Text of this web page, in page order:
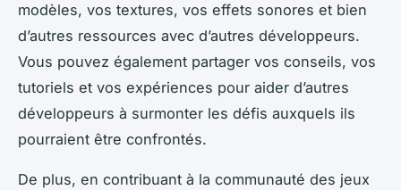
modèles, vos textures, vos effets sonores et bien
d’autres ressources avec d’autres développeurs.
Vous pouvez également partager vos conseils, vos
tutoriels et vos expériences pour aider d’autres
développeurs à surmonter les défis auxquels ils
pourraient être confrontés.
De plus, en contribuant à la communauté des jeux